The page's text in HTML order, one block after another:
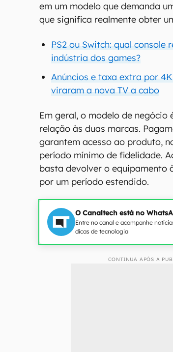
em um modelo que demanda
que significa realmente obter
PS2 ou Switch: qual console
indústria dos games?
Anúncios e taxa extra por
viraram a nova TV a cabo
Em geral, o modelo de
relação às duas marcas.
garantem acesso ao produto,
período mínimo de fidelidade.
basta devolver o equipamento
por um período estendido.
O Canaltech está no
Entre no canal e acompanhe
dicas de tecnologia
CONTINUA APÓS A